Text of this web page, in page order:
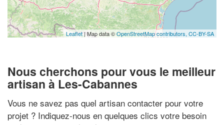
Leaflet | Map data ©OpenStreetMap contributors, CC-BY-SA
Nous cherchons pour vous le meilleur
artisan à Les-Cabannes
Vous ne savez pas quel artisan contacter pour votre
projet ? Indiquez-nous en quelques clics votre besoin